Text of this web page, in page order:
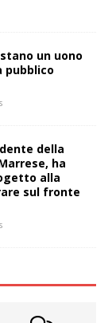
un uono
pubblico
della
ha
alla
sul fronte